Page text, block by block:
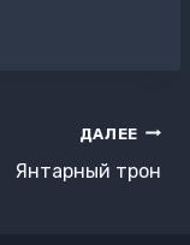
ДАЛЕЕ
Янтарный трон